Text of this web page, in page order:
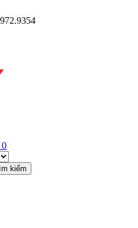
0
kiếm